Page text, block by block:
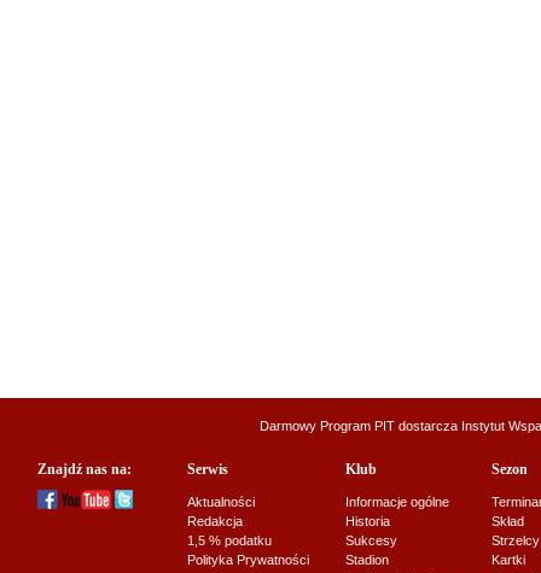
Darmowy Program PIT dostarcza Instytut
Znajdź nas na: Serwis
Aktualności
Redakcja
1,5 % podatku
Polityka Prywatności
Klub
Informacje ogólne
Historia
Sukcesy
Stadion
Sezon
Skład
Strzelcy
Kartki